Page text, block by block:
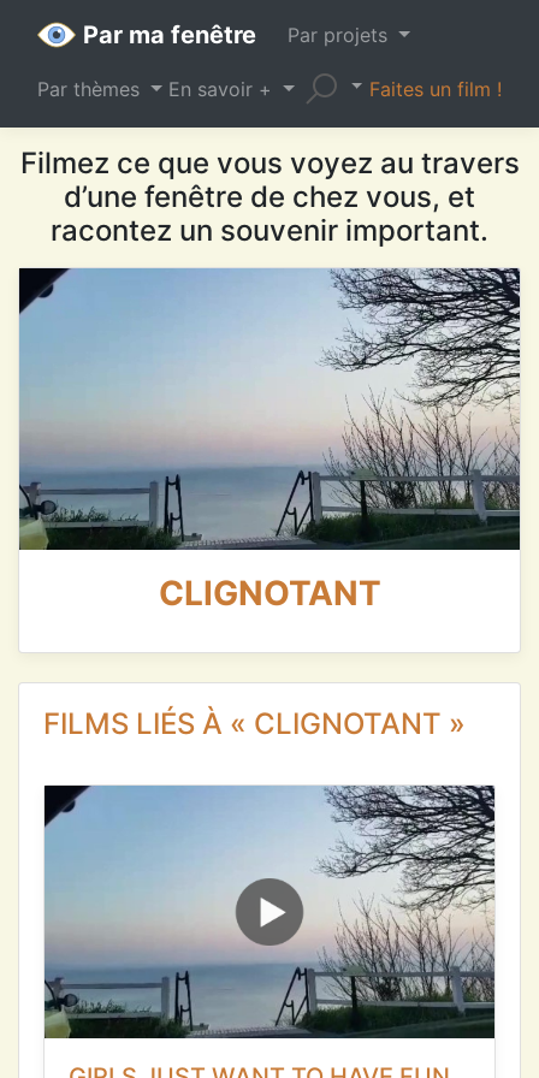
Par ma fenêtre Par projets
Par thèmes En savoir + Faites un film !
Filmez ce que vous voyez au travers
d’une fenêtre de chez vous, et
racontez un souvenir important.
CLIGNOTANT
FILMS LIÉS À « CLIGNOTANT »